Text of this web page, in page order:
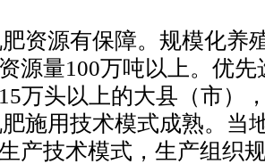
资源有保障。 规模化养
源量100万吨以上。优
万头以上的大县（市）
肥施用技术模式成熟。 当
产技术模式，生产组织